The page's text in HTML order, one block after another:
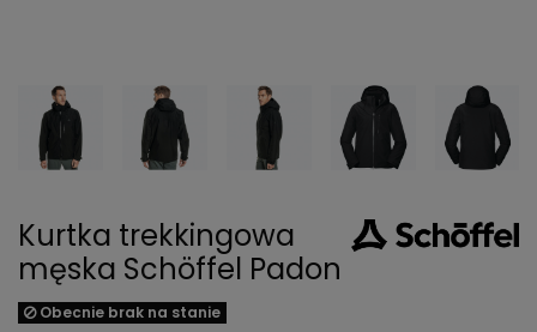
Kurtka trekkingowa
męska Schöffel Padon
Obecnie brak na stanie